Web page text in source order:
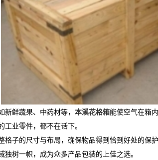
鲜蔬果、中药材等， 本溪花格箱能使空气在箱
业零件，都不在话下。
子的尺寸与布局，确保物品得到恰到好处的
树一帜，成为众多产品包装的上佳之选。